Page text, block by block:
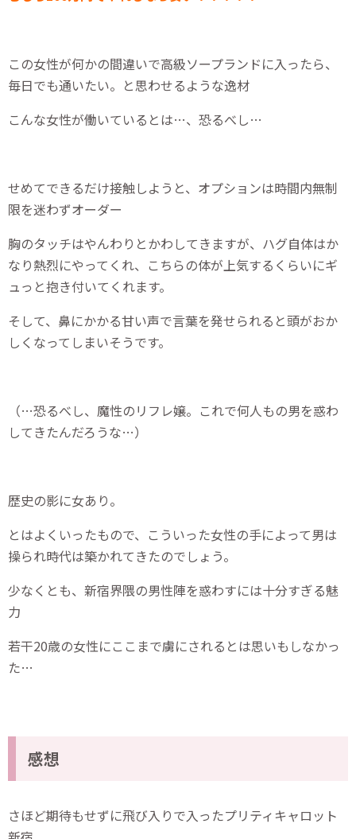
この女性が何かの間違いで高級ソープランドに入ったら、
毎日でも通いたい。と思わせるような逸材
こんな女性が働いているとは…、恐るべし…
せめてできるだけ接触しようと、オプションは時間内無制
限を迷わずオーダー
胸のタッチはやんわりとかわしてきますが、ハグ自体はか
なり熱烈にやってくれ、こちらの体が上気するくらいにギ
ュっと抱き付いてくれます。
そして、鼻にかかる甘い声で言葉を発せられると頭がおか
しくなってしまいそうです。
（…恐るべし、魔性のリフレ嬢。これで何人もの男を惑わ
してきたんだろうな…）
歴史の影に女あり。
とはよくいったもので、こういった女性の手によって男は
操られ時代は築かれてきたのでしょう。
少なくとも、新宿界隈の男性陣を惑わすには十分すぎる魅
力
若干20歳の女性にここまで虜にされるとは思いもしなかっ
た…
感想
さほど期待もせずに飛び入りで入ったプリティキャロット